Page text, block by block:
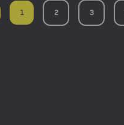
1 2 3